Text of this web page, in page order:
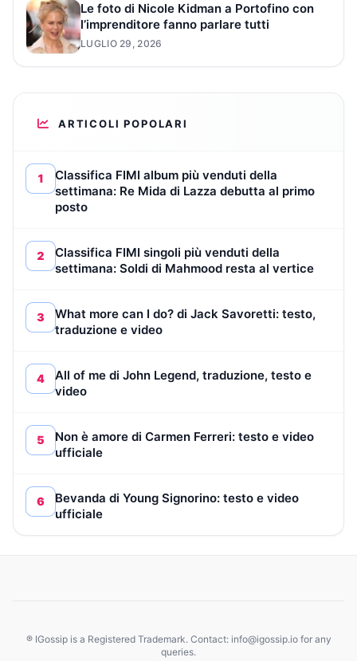
Le foto di Nicole Kidman a Portofino con
l’imprenditore fanno parlare tutti
LUGLIO 29, 2026
ARTICOLI POPOLARI
1
Classifica FIMI album più venduti della
settimana: Re Mida di Lazza debutta al primo
posto
2
Classifica FIMI singoli più venduti della
settimana: Soldi di Mahmood resta al vertice
3
What more can I do? di Jack Savoretti: testo,
traduzione e video
4
All of me di John Legend, traduzione, testo e
video
5
Non è amore di Carmen Ferreri: testo e video
ufficiale
6
Bevanda di Young Signorino: testo e video
ufficiale
® IGossip is a Registered Trademark. Contact: info@igossip.io for any
queries.